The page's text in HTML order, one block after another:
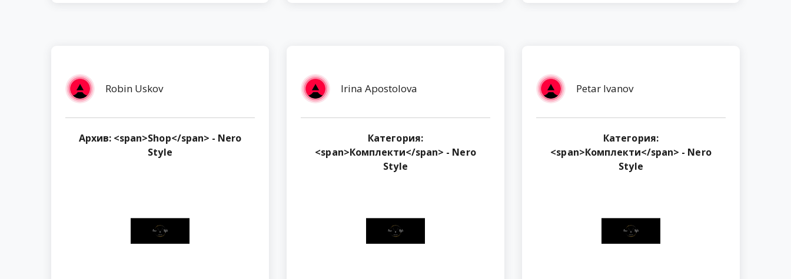
Robin Uskov
Архив: <span>Shop</span> - Nero
Style
Irina Apostolova
Категория:
<span>Комплекти</span> - Nero
Style
Petar Ivanov
Категория:
<span>Комплекти</span> - Nero
Style